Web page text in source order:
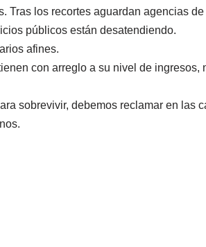
Tras los recortes aguardan agencias
públicos están desatendiendo.
afines.
con arreglo a su nivel de ingresos,
sobrevivir, debemos reclamar en las